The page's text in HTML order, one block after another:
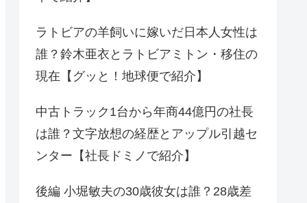
ラトビアの羊飼いに嫁いだ日本人女性は
誰？鈴木亜衣とラトビアミトン・移住の
現在【グッと！地球便で紹介】
中古トラック1台から年商44億円の社長
は誰？文字放想の経歴とアップル引越セ
ンター【社長ドミノで紹介】
後編 小堀敏夫の30歳彼女は誰？28歳差